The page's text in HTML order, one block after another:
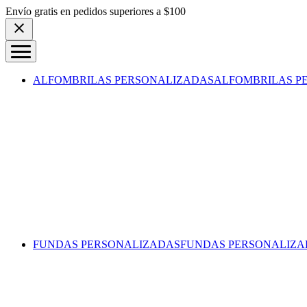
Skip to content
Envío gratis en pedidos superiores a $100
ALFOMBRILAS PERSONALIZADASALFOMBRILAS
FUNDAS PERSONALIZADASFUNDAS